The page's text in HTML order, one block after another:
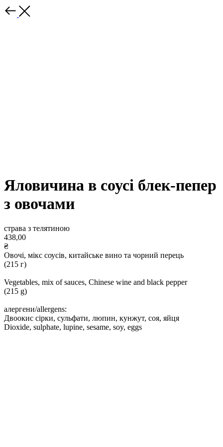
Яловичина в соусі блек-пепер
з овочами
страва з телятиною
438,00
₴
Овочі, мікс соусів, китайське вино та чорний перець
(215 г)
Vegetables, mix of sauces, Chinese wine and black pepper
(215 g)
алергени/allergens:
Двоокис сірки, сульфати, люпин, кунжут, соя, яйця
Dioxide, sulphate, lupine, sesame, soy, eggs